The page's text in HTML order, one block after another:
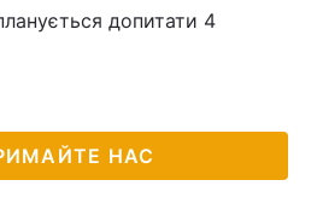
допитати 4
НАС